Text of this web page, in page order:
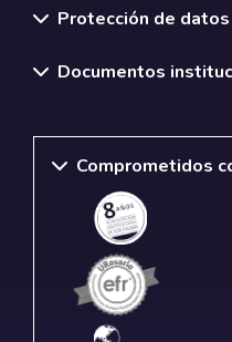
Protección de datos
Documentos
Comprometidos